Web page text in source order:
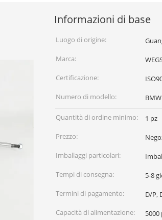
Informazioni di base
Luogo di origine:
Marca:
Certificazione:
Numero di modello:
Quantità di ordine minimo:
1 pz
Prezzo:
Imballaggi particolari:
Tempi di consegna:
5-8
Termini di pagamento:
D/P,
Capacità di alimentazione:
5000